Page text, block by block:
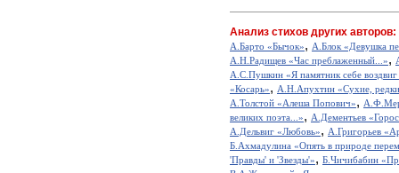
Анализ стихов других авторов:
А.Барто «Бычок», А.Блок «Девушка
А.Н.Радищев «Час преблаженный...»,
А.С.Пушкин «Я памятник себе
«Косарь», А.Н.Апухтин «Сухие,
А.Толстой «Алеша Попович»,
великих поэта...», А.Дементьев
А.Дельвиг «Любовь», А.Григорьев
Б.Ахмадулина «Опять в природе
'Правды' и 'Звезды'», Б.Чичибабин